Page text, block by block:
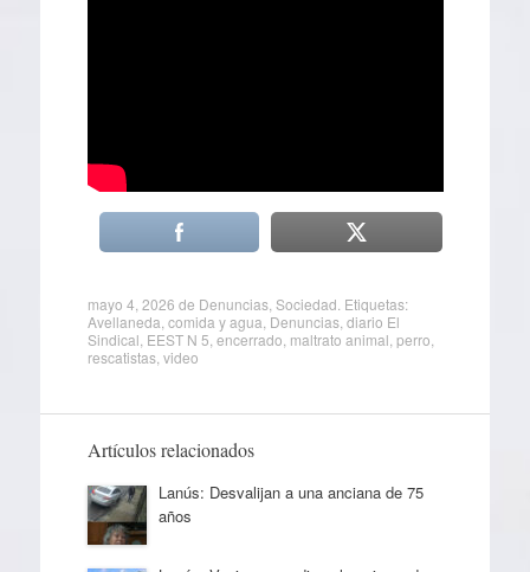
mayo 4, 2026 de Denuncias, Sociedad . Etiquetas:
Avellaneda comida y agua Denuncias, diario El
Sindical EEST N 5 encerrado maltrato animal perro
rescatistas, video
Artículos relacionados
Lanús: Desvalijan a una anciana de 75
años